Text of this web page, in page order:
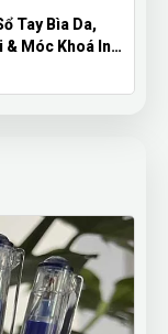
Tay Bìa Da,
& Móc Khoá In